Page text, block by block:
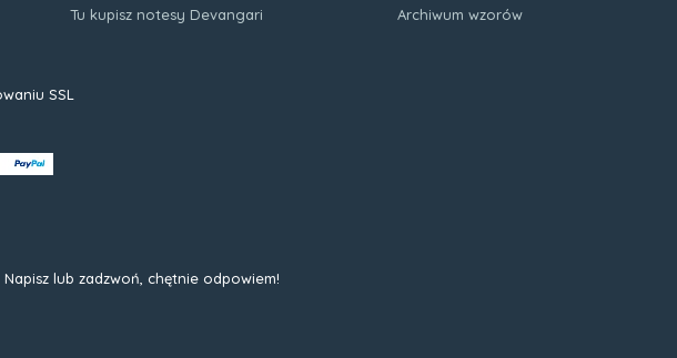
Tu kupisz notesy Devangari
Archiwum wzorów
SSL
Napisz lub zadzwoń, chętnie odpowiem!